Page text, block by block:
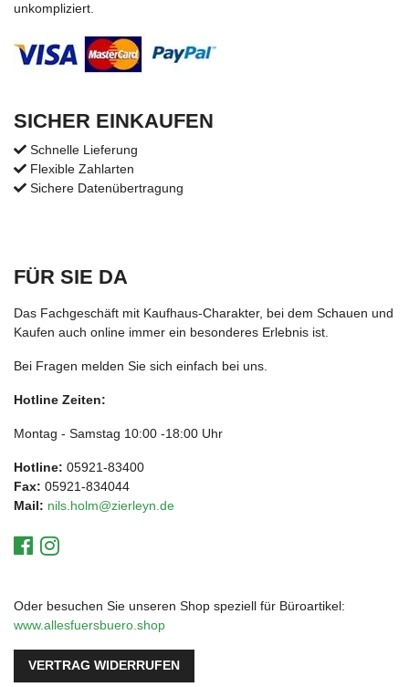
unkompliziert.
SICHER EINKAUFEN
Schnelle Lieferung
Flexible Zahlarten
Sichere Datenübertragung
FÜR SIE DA
Das Fachgeschäft mit Kaufhaus-Charakter, bei dem Schauen und
Kaufen auch online immer ein besonderes Erlebnis ist.
Bei Fragen melden Sie sich einfach bei uns.
Hotline Zeiten:
Montag - Samstag 10:00 -18:00 Uhr
Hotline: 05921-83400
Fax: 05921-834044
Mail: nils.holm@zierleyn.de
Oder besuchen Sie unseren Shop speziell für Büroartikel:
www.allesfuersbuero.shop
VERTRAG WIDERRUFEN